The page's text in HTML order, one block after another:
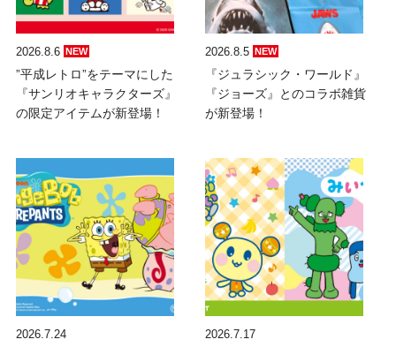
2026.8.6 NEW
”平成レトロ”をテーマにした
『サンリオキャラクターズ』
の限定アイテムが新登場！
2026.8.5 NEW
『ジュラシック・ワールド』
『ジョーズ』とのコラボ雑貨
が新登場！
2026.7.24 2026.7.17